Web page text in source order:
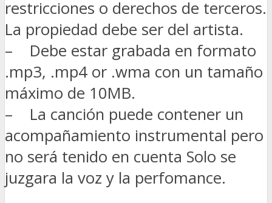
restricciones o derechos de terceros.
La propiedad debe ser del artista.
– Debe estar grabada en formato
.mp3, .mp4 or .wma con un tamaño
máximo de 10MB.
– La canción puede contener un
acompañamiento instrumental pero
no será tenido en cuenta Solo se
juzgara la voz y la perfomance.